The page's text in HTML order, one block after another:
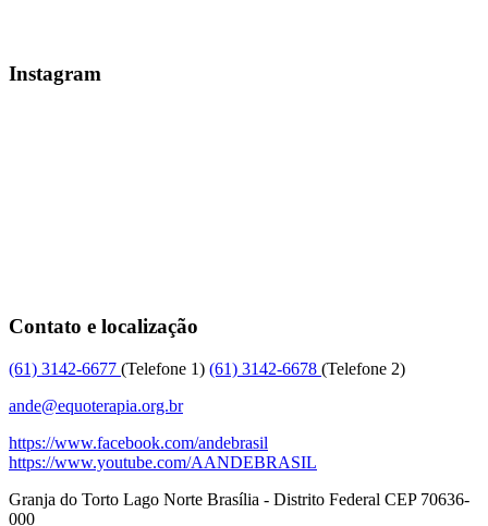
Instagram
Contato e localização
(61) 3142-6677 (Telefone 1) (61) 3142-6678 (Telefone 2)
ande@equoterapia.org.br
https://www.facebook.com/andebrasil
https://www.youtube.com/AANDEBRASIL
Granja do Torto Lago Norte Brasília - Distrito Federal CEP 70636-
000